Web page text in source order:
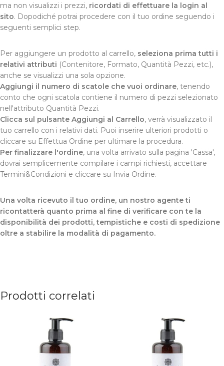
ma non visualizzi i prezzi, ricordati di effettuare la login al
sito. Dopodiché potrai procedere con il tuo ordine seguendo i
seguenti semplici step.
Per aggiungere un prodotto al carrello, seleziona prima tutti i
relativi attributi (Contenitore, Formato, Quantità Pezzi, etc.),
anche se visualizzi una sola opzione.
Aggiungi il numero di scatole che vuoi ordinare, tenendo
conto che ogni scatola contiene il numero di pezzi selezionato
nell'attributo Quantità Pezzi.
Clicca sul pulsante Aggiungi al Carrello, verrà visualizzato il
tuo carrello con i relativi dati. Puoi inserire ulteriori prodotti o
cliccare su Effettua Ordine per ultimare la procedura.
Per finalizzare l'ordine, una volta arrivato sulla pagina 'Cassa',
dovrai semplicemente compilare i campi richiesti, accettare
Termini&Condizioni e cliccare su Invia Ordine.
Una volta ricevuto il tuo ordine, un nostro agente ti
ricontatterà quanto prima al fine di verificare con te la
disponibilità dei prodotti, tempistiche e costi di spedizione
oltre a stabilire la modalità di pagamento.
Prodotti correlati